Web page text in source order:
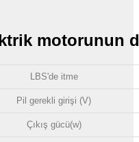
motorunun
LBS'de itme
Pil gerekli girişi (V)
Çıkış gücü(w)